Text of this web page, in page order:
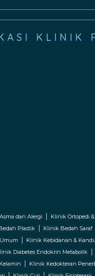
KLINIK
dan Alergi
Klinik Ortopedi
Plastik
Klinik Bedah Saraf
Klinik Kebidanan &
Diabetes Endokrin Metabolik
Klinik Kedokteran